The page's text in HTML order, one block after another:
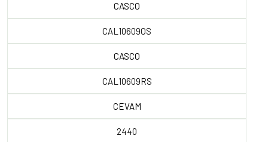
CASCO
CAL10609OS
CASCO
CAL10609RS
CEVAM
2440